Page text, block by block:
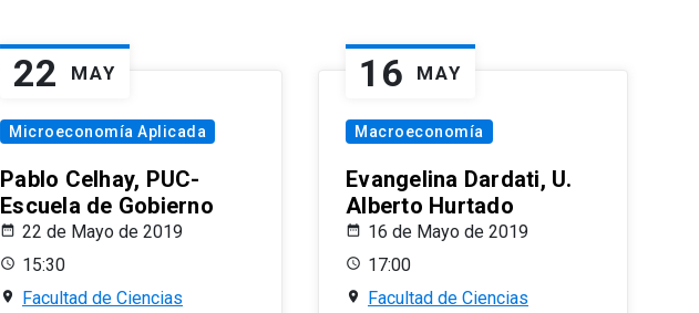
22 MAY
Microeconomía Aplicada
Pablo Celhay, PUC-
Escuela de Gobierno
22 de Mayo de 2019
15:30
Facultad de Ciencias
16 MAY
Macroeconomía
Evangelina Dardati, U.
Alberto Hurtado
16 de Mayo de 2019
17:00
Facultad de Ciencias